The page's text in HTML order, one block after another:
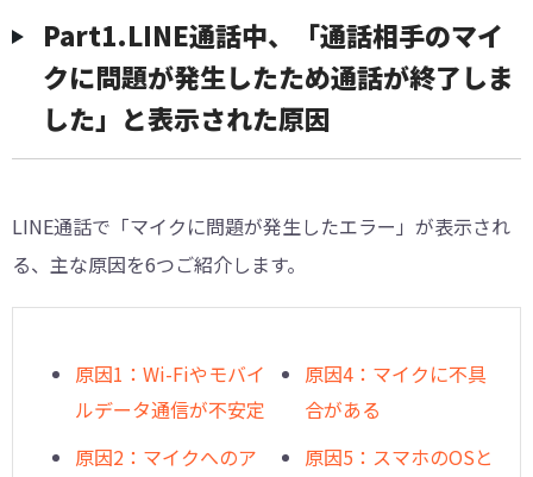
︎Part1.LINE通話中、「通話相手のマイ
クに問題が発生したため通話が終了しま
した」と表示された原因
LINE通話で「マイクに問題が発生したエラー」が表示され
る、主な原因を6つご紹介します。
原因1：Wi-Fiやモバイ
ルデータ通信が不安定
原因2：マイクへのア
原因4：マイクに不具
合がある
原因5：スマホのOSと